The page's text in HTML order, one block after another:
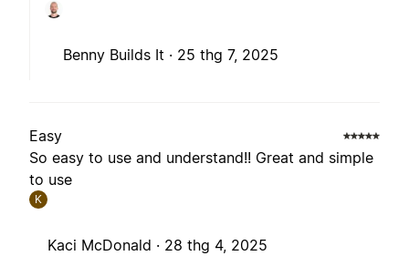
Benny Builds It · 25 thg 7, 2025
Easy
So easy to use and understand!! Great and simple
to use
K
Kaci McDonald · 28 thg 4, 2025